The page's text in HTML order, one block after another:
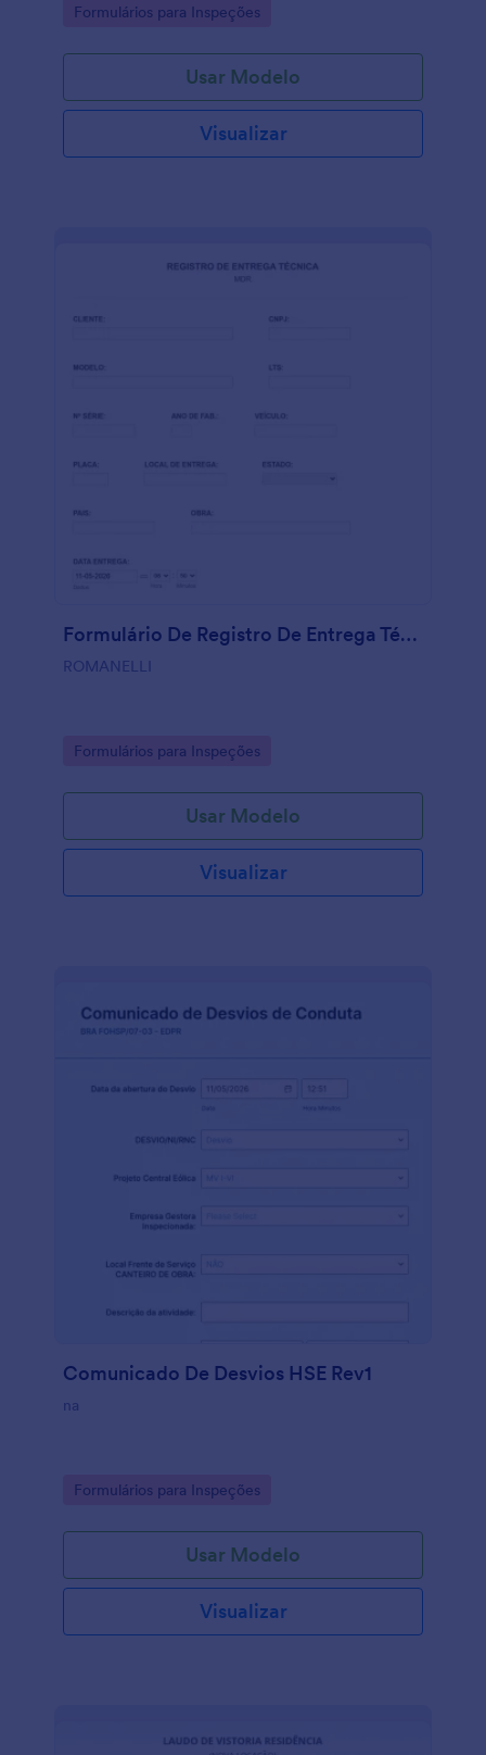
Go to Category:
Formulários para Inspeções
Usar Modelo
Visualizar
Formulário De Registro De Entrega Técnica MDR
ROMANELLI
Go to Category:
Formulários para Inspeções
Usar Modelo
Visualizar
Comunicado De Desvios HSE Rev1
na
Go to Category:
Formulários para Inspeções
Usar Modelo
Visualizar